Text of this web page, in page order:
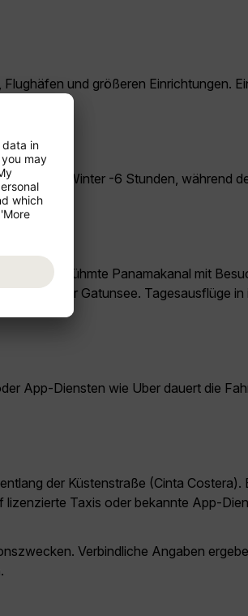
und größeren Einrichtungen.
Winter -6 Stunden, während
weltberühmte Panamakanal mit
Kanal oder Gatunsee. Tagesausflüge
App-Diensten wie Uber dauert die
der Küstenstraße (Cinta Costera).
Taxis oder bekannte App-
Verbindliche Angaben